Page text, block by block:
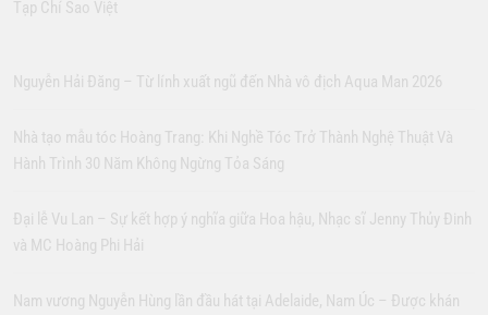
Tạp Chí Sao Việt
Nguyễn Hải Đăng – Từ lính xuất ngũ đến Nhà vô địch Aqua Man 2026
Nhà tạo mẫu tóc Hoàng Trang: Khi Nghề Tóc Trở Thành Nghệ Thuật Và
Hành Trình 30 Năm Không Ngừng Tỏa Sáng
Đại lễ Vu Lan – Sự kết hợp ý nghĩa giữa Hoa hậu, Nhạc sĩ Jenny Thủy Đinh
và MC Hoàng Phi Hải
Nam vương Nguyễn Hùng lần đầu hát tại Adelaide, Nam Úc – Được khán